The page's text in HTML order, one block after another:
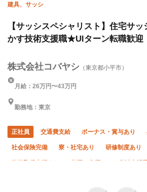
建具、サッシ
【サッシスペシャリスト】住宅サ
かす技術支援職★UIターン転職歓迎
株式会社コバヤシ （東京都小平市）
月給：26万円〜43万円
勤務地：東京
正社員 交通費支給 ボーナス・賞与あり
社会保険完備 寮・社宅あり 研修制度あり